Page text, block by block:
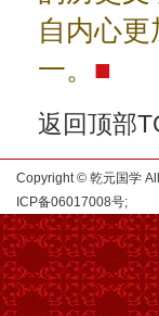
自内心
一。 ■
返回顶部
Copyright © 乾元国学
ICP备06017008号;